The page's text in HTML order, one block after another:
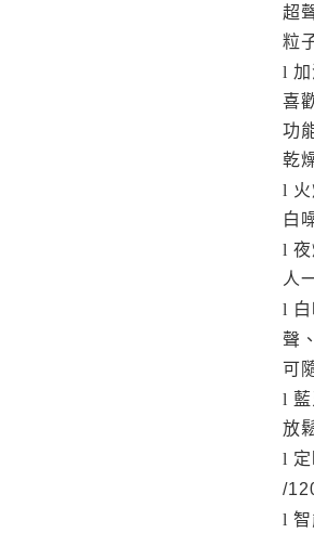
超
粒
l
喜
功
乾
l
白
l
人
l
聲、
可
l
放
l
/
l